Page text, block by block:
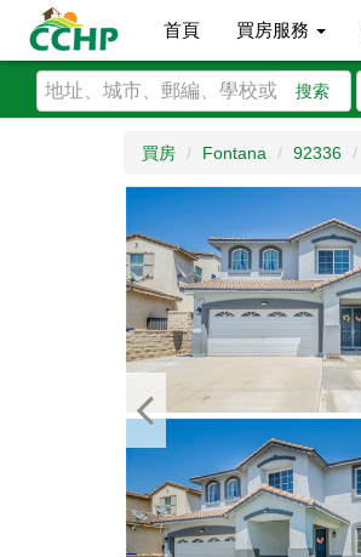
首頁 買房服務
搜索
買房 Fontana 92336